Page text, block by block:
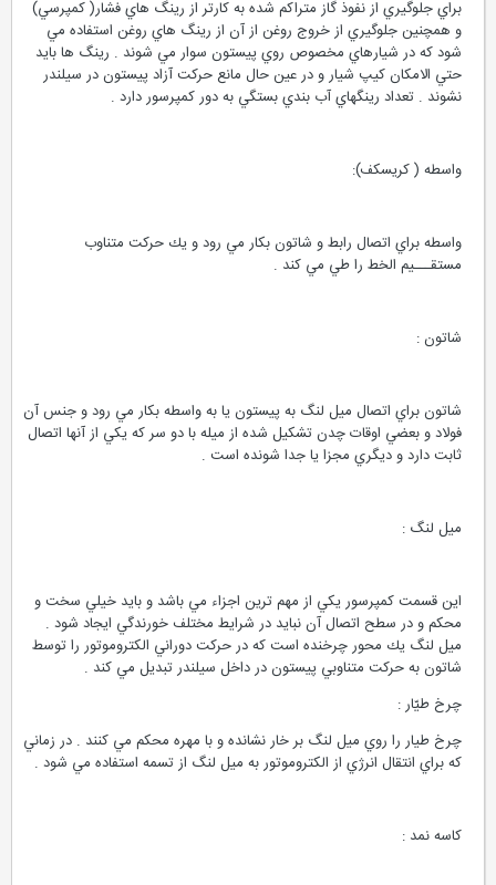
براي جلوگيري از نفوذ گاز متراكم شده به كارتر از رينگ هاي فشار( كمپرسي)
و همچنين جلوگيري از خروج روغن از آن از رينگ هاي روغن استفاده مي
شود كه در شيارهاي مخصوص روي پيستون سوار مي شوند . رينگ ها بايد
حتي الامكان كيپ شيار و در عين حال مانع حركت آزاد پيستون در سيلندر
نشوند . تعداد رينگهاي آب بندي بستگي به دور كمپرسور دارد .
واسطه ( كريسكف):
واسطه براي اتصال رابط و شاتون بكار مي رود و يك حركت متناوب
مستقـــيم الخط را طي مي كند .
شاتون :
شاتون براي اتصال ميل لنگ به پيستون يا به واسطه بكار مي رود و جنس آن
فولاد و بعضي اوقات چدن تشكيل شده از ميله با دو سر كه يكي از آنها اتصال
ثابت دارد و ديگري مجزا يا جدا شونده است .
ميل لنگ :
اين قسمت كمپرسور يكي از مهم ترين اجزاء مي باشد و بايد خيلي سخت و
محكم و در سطح اتصال آن نبايد در شرايط مختلف خورندگي ايجاد شود .
ميل لنگ يك محور چرخنده است كه در حركت دوراني الكتروموتور را توسط
شاتون به حركت متناوبي پيستون در داخل سيلندر تبديل مي كند .
چرخ طيّار :
چرخ طيار را روي ميل لنگ بر خار نشانده و با مهره محكم مي كنند . در زماني
كه براي انتقال انرژي از الكتروموتور به ميل لنگ از تسمه استفاده مي شود .
كاسه نمد :